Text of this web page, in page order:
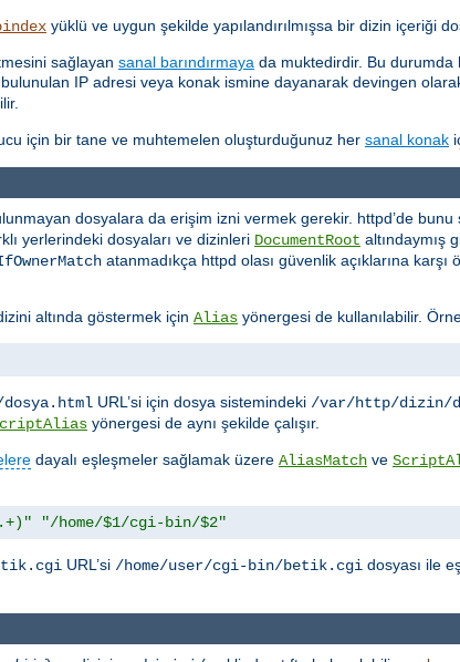
yüklü ve uygun şekilde yapılandırılmışsa bir dizin içeriği
sağlayan sanal barındırmaya da muktedirdir. Bu durumda
IP adresi veya konak ismine dayanarak devingen
için bir tane ve muhtemelen oluşturduğunuz her sanal konak
dosyalara da erişim izni vermek gerekir. httpd’de bunu
yerlerindeki dosyaları ve dizinleri DocumentRoot altındaymış
atanmadıkça httpd olası güvenlik açıklarına karşı
altında göstermek için Alias yönergesi de kullanılabilir.
URL’si için dosya sistemindeki /var/http/dizin/
yönergesi de aynı şekilde çalışır.
dayalı eşleşmeler sağlamak üzere AliasMatch ve
"/home/$1/cgi-bin/$2"
URL’si /home/user/cgi-bin/betik.cgi dosyası ile